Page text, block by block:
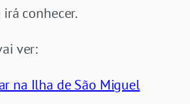
conhecer.
ver:
na Ilha de São Miguel